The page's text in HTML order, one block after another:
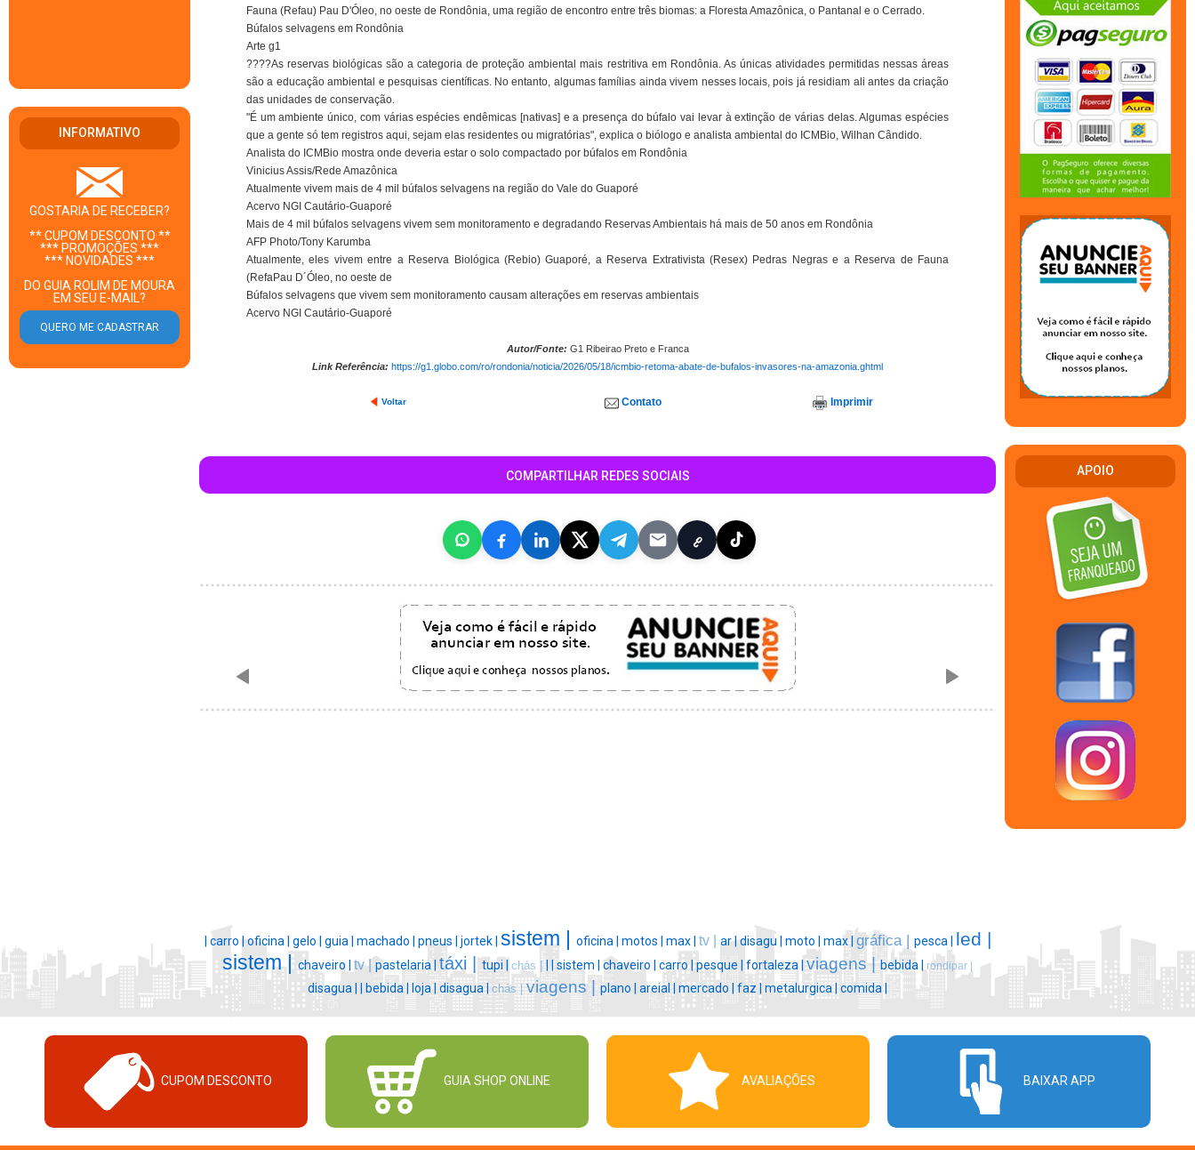
INFORMATIVO
GOSTARIA DE RECEBER?
** CUPOM DESCONTO **
*** PROMOÇÕES ***
*** NOVIDADES ***
DO GUIA ROLIM DE MOURA
EM SEU E-MAIL?
Fauna (Refau) Pau D'Óleo, no oeste de Rondônia, uma região de encontro entre três biomas: a Floresta Amazônica, o Pantanal e o Cerrado.
Búfalos selvagens em Rondônia
Arte g1
????As reservas biológicas são a categoria de proteção ambiental mais restritiva em Rondônia. As únicas atividades permitidas nessas áreas
são a educação ambiental e pesquisas científicas. No entanto, algumas famílias ainda vivem nesses locais, pois já residiam ali antes da criação
das unidades de conservação.
"É um ambiente único, com várias espécies endêmicas [nativas] e a presença do búfalo vai levar à extinção de várias delas. Algumas espécies
que a gente só tem registros aqui, sejam elas residentes ou migratórias", explica o biólogo e analista ambiental do ICMBio, Wilhan Cândido.
Analista do ICMBio mostra onde deveria estar o solo compactado por búfalos em Rondônia
Vinicius Assis/Rede Amazônica
Atualmente vivem mais de 4 mil búfalos selvagens na região do Vale do Guaporé
Acervo NGI Cautário-Guaporé
Mais de 4 mil búfalos selvagens vivem sem monitoramento e degradando Reservas Ambientais há mais de 50 anos em Rondônia
AFP Photo/Tony Karumba
Atualmente, eles vivem entre a Reserva Biológica (Rebio) Guaporé, a Reserva Extrativista (Resex) Pedras Negras e a Reserva de Fauna
(RefaPau D´Óleo, no oeste de
Búfalos selvagens que vivem sem monitoramento causam alterações em reservas ambientais
Acervo NGI Cautário-Guaporé
Autor/Fonte: G1 Ribeirao Preto e Franca
Link Referência: https://g1.globo.com/ro/rondonia/noticia/2026/05/18/icmbio-retoma-abate-de-bufalos-invasores-na-amazonia.ghtml
Voltar Contato Imprimir
COMPARTILHAR REDES SOCIAIS
carro |oficina | gelo | guia | machado | pneus | jortek | sistem | oficina | motos | max | tv | ar |disagu | moto | max | gráfica | pesca | led |
sistem | chaveiro | tv | pastelaria | táxi |tupi | chás | |sistem | chaveiro | carro |pesque | fortaleza | viagens | bebida | rondipar |
disagua | bebida | loja | disagua | chás | viagens | plano | areial | mercado | faz | metalurgica |comida |
APOIO
CUPOM DESCONTO GUIA SHOP ONLINE AVALIAÇÕES BAIXAR APP